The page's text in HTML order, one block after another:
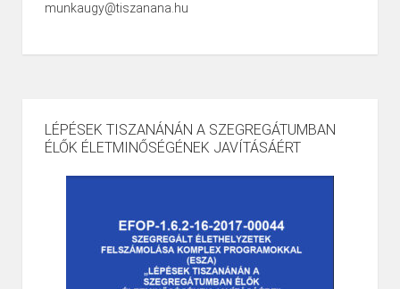
munkaugy@tiszanana.hu
LÉPÉSEK TISZANÁNÁN A SZEGREGÁTUMBAN
ÉLŐK ÉLETMINŐSÉGÉNEK JAVÍTÁSÁÉRT